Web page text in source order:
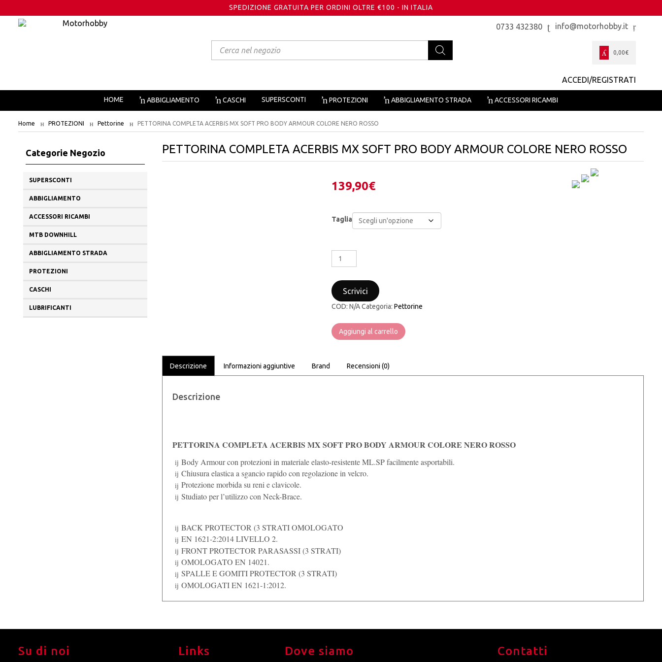
SPEDIZIONE GRATUITA PER ORDINI OLTRE €100 - IN ITALIA
Products
search
info@motorhobby.it
0733 432380
0,00€
ACCEDI/REGISTRATI
HOME ABBIGLIAMENTO CASCHI SUPERSCONTI PROTEZIONI ABBIGLIAMENTO STRADA ACCESSORI RICAMBI
Home PROTEZIONI Pettorine PETTORINA COMPLETA ACERBIS MX SOFT PRO BODY ARMOUR COLORE NERO ROSSO
Categorie Negozio
SUPERSCONTI
ABBIGLIAMENTO
ACCESSORI RICAMBI
MTB DOWNHILL
ABBIGLIAMENTO STRADA
PROTEZIONI
CASCHI
LUBRIFICANTI
PETTORINA COMPLETA ACERBIS MX SOFT PRO BODY ARMOUR COLORE NERO ROSSO
139,90€
Taglia
PETTORINA
MX
SOFT
PRO
ARMOUR
COLORE
quantità
Scrivici
COD:N/ACategoria:Pettorine
Aggiungi al carrello
Descrizione Informazioni aggiuntive Brand Recensioni (0)
Descrizione
PETTORINA COMPLETA ACERBIS MX SOFT PRO BODY ARMOUR COLORE NERO ROSSO
Body Armour con protezioni in materiale elasto-resistente ML.SP facilmente asportabili.
Chiusura elastica a sgancio rapido con regolazione in velcro.
Protezione morbida su reni e clavicole.
Studiato per l’utilizzo con Neck-Brace.
BACK PROTECTOR (3 STRATI OMOLOGATO
EN 1621-2:2014 LIVELLO 2.
FRONT PROTECTOR PARASASSI (3 STRATI)
OMOLOGATO EN 14021.
SPALLE E GOMITI PROTECTOR (3 STRATI)
OMOLOGATI EN 1621-1:2012.
Su di noi Links Dove siamo Contatti